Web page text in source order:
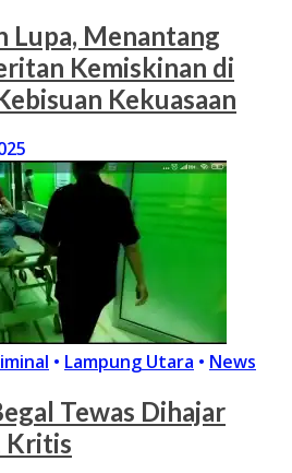
Lupa, Menantang
Kemiskinan di
Kekuasaan
• Lampung Utara • News
Tewas Dihajar
Kritis